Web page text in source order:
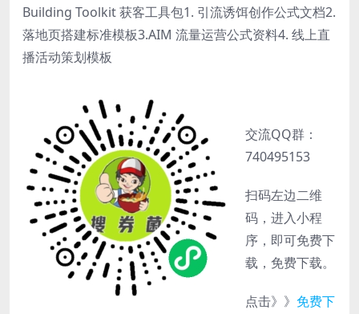
Building Toolkit 获客工具包1. 引流诱饵创作公式文档2.
落地页搭建标准模板3.AIM 流量运营公式资料4. 线上直
播活动策划模板
交流QQ群：
740495153
扫码左边二维
码，进入小程
序，即可免费下
载，免费下载。
点击》》 免费下